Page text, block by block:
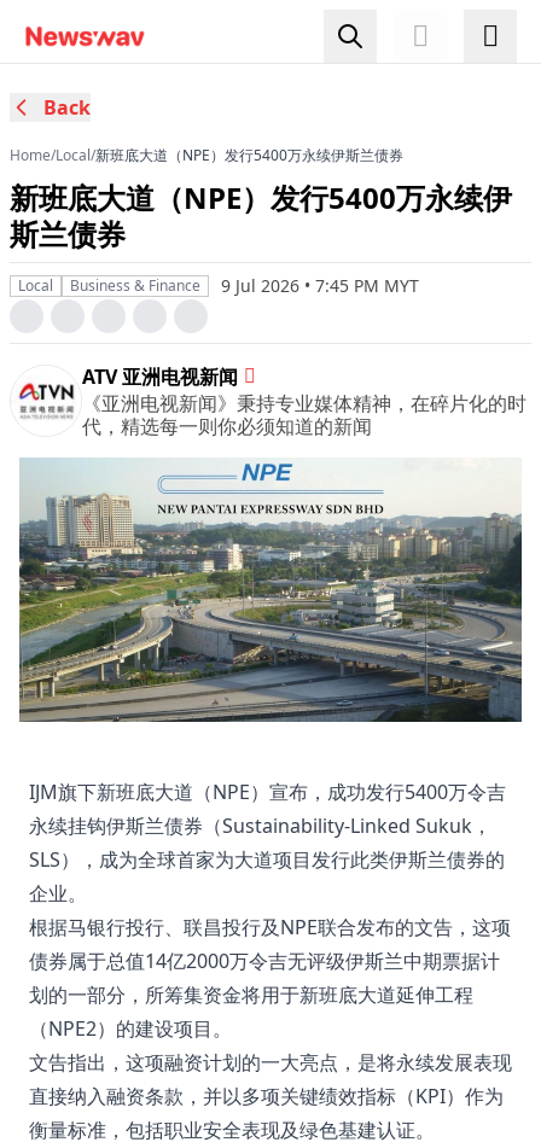
Back
Home/Local/新班底大道（NPE）发行5400万永续伊斯兰债券
新班底大道（NPE）发行5400万永续伊
斯兰债券
Local Business & Finance 9 Jul 2026 • 7:45 PM MYT
ATV 亚洲电视新闻
《亚洲电视新闻》秉持专业媒体精神，在碎片化的时
代，精选每一则你必须知道的新闻
IJM旗下新班底大道（NPE）宣布，成功发行5400万令吉
永续挂钩伊斯兰债券（Sustainability-Linked Sukuk，
SLS），成为全球首家为大道项目发行此类伊斯兰债券的
企业。
根据马银行投行、联昌投行及NPE联合发布的文告，这项
债券属于总值14亿2000万令吉无评级伊斯兰中期票据计
划的一部分，所筹集资金将用于新班底大道延伸工程
（NPE2）的建设项目。
文告指出，这项融资计划的一大亮点，是将永续发展表现
直接纳入融资条款，并以多项关键绩效指标（KPI）作为
衡量标准，包括职业安全表现及绿色基建认证。